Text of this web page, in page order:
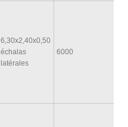
6,30x2,40x0,50
échalas
latérales
6000